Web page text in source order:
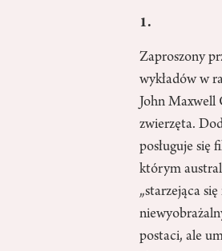
1.
Zaproszony
wykładów w
John Maxwell
zwierzęta.
posługuje się
którym
„starzejąca
postaci, ale